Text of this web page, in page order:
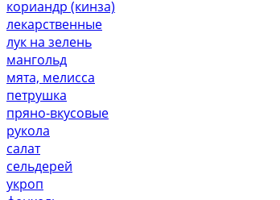
кориандр (кинза)
лекарственные
лук на зелень
мангольд
мята, мелисса
петрушка
пряно-вкусовые
рукола
салат
сельдерей
укроп